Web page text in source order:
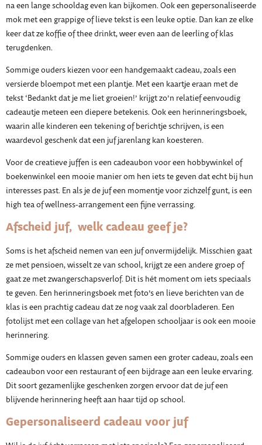
na een lange schooldag even kan bijkomen. Ook een gepersonaliseerde
mok met een grappige of lieve tekst is een leuke optie. Dan kan ze elke
keer dat ze koffie of thee drinkt, weer even aan de leerling of klas
terugdenken.
Sommige ouders kiezen voor een handgemaakt cadeau, zoals een
versierde bloempot met een plantje. Met een kaartje eraan met de
tekst ‘Bedankt dat je me liet groeien!’ krijgt zo’n relatief eenvoudig
cadeautje meteen een diepere betekenis. Ook een herinneringsboek,
waarin alle kinderen een tekening of berichtje schrijven, is een
waardevol geschenk dat een juf jarenlang kan koesteren.
Voor de creatieve juffen is een cadeaubon voor een hobbywinkel of
boekenwinkel een mooie manier om hen iets te geven dat echt bij hun
interesses past. En als je de juf een momentje voor zichzelf gunt, is een
high tea of wellness-arrangement een fijne verrassing.
Afscheid juf, welk cadeau geef je?
Soms is het afscheid nemen van een juf onvermijdelijk. Misschien gaat
ze met pensioen, wisselt ze van school, krijgt ze een andere groep of
gaat ze met zwangerschapsverlof. Dit is hét moment om iets speciaals
te geven. Een herinneringsboek met foto’s en lieve berichten van de
klas is een prachtig cadeau dat ze nog vaak zal doorbladeren. Een
fotolijst met een collage van het afgelopen schooljaar is ook een mooie
herinnering.
Sommige ouders en klassen geven samen een groter cadeau, zoals een
cadeaubon voor een restaurant of een bijdrage aan een leuke ervaring.
Dit soort gezamenlijke geschenken zorgen ervoor dat de juf een
blijvende herinnering heeft aan haar tijd op school.
Gepersonaliseerd cadeau voor juf